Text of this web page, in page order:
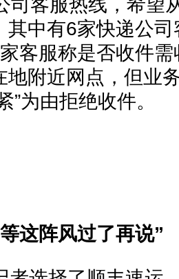
司客服热线，希望
其中有6家快递公
客服称是否收件
地附近网点，但业
”为由拒绝收件。
这阵风过了再说”